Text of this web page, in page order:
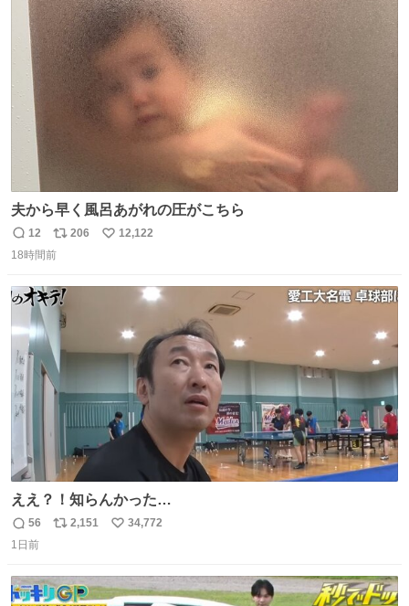
ト
数
数
夫から早く風呂あがれの圧がこちら
返
信
12
リ
ポ
ト
数
206
い
12,122
18時間前
ええ？！知らんかった…
返
信
56
リ
ト
2,151
い
数
34,772
1日前